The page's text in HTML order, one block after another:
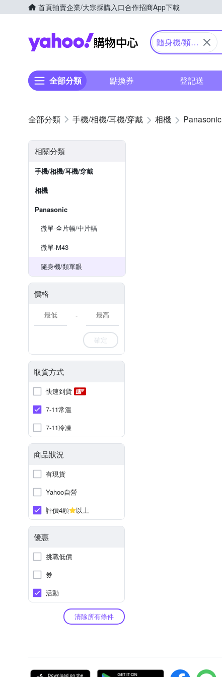
首頁拍賣企業/大宗採購入口合作招商App下載
Yahoo購物中心
隨身機/類單
全部分類 點換券 登記送
手機/相機/耳機/穿戴 相機 Panasonic
相關分類
手機/相機/耳機/穿戴
相機
Panasonic
微單-全片幅/中片幅
微單-M43
隨身機/類單眼
價格
-
確定
取貨方式
快速到貨
7-11常溫
7-11冷凍
商品狀況
有現貨
Yahoo自營
評價4顆
以上
優惠
挑戰低價
券
活動
清除所有條件